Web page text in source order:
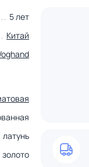
5 лет
Китай
латунь
золото